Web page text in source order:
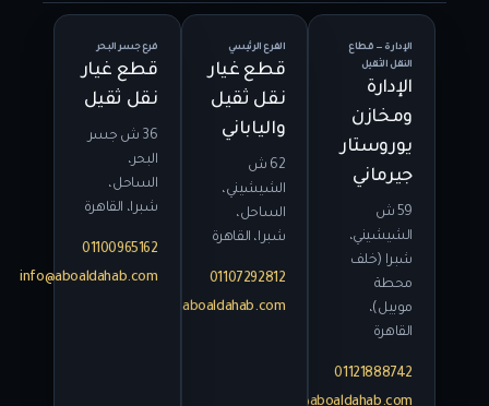
الإدارة — قطاع
النقل الثقيل
الإدارة
ومخازن
يوروستار
جيرماني
59 ش
الشيشيني،
شبرا (خلف
محطة
موبيل)،
القاهرة
01121888742
info@aboaldahab.com
الفرع الرئيسي
قطع غيار
نقل ثقيل
والياباني
62 ش
الشيشيني،
الساحل،
شبرا، القاهرة
01107292812
info@aboaldahab.com
فرع جسر البحر
قطع غيار
نقل ثقيل
36 ش جسر
البحر،
الساحل،
شبرا، القاهرة
01100965162
info@aboaldahab.com